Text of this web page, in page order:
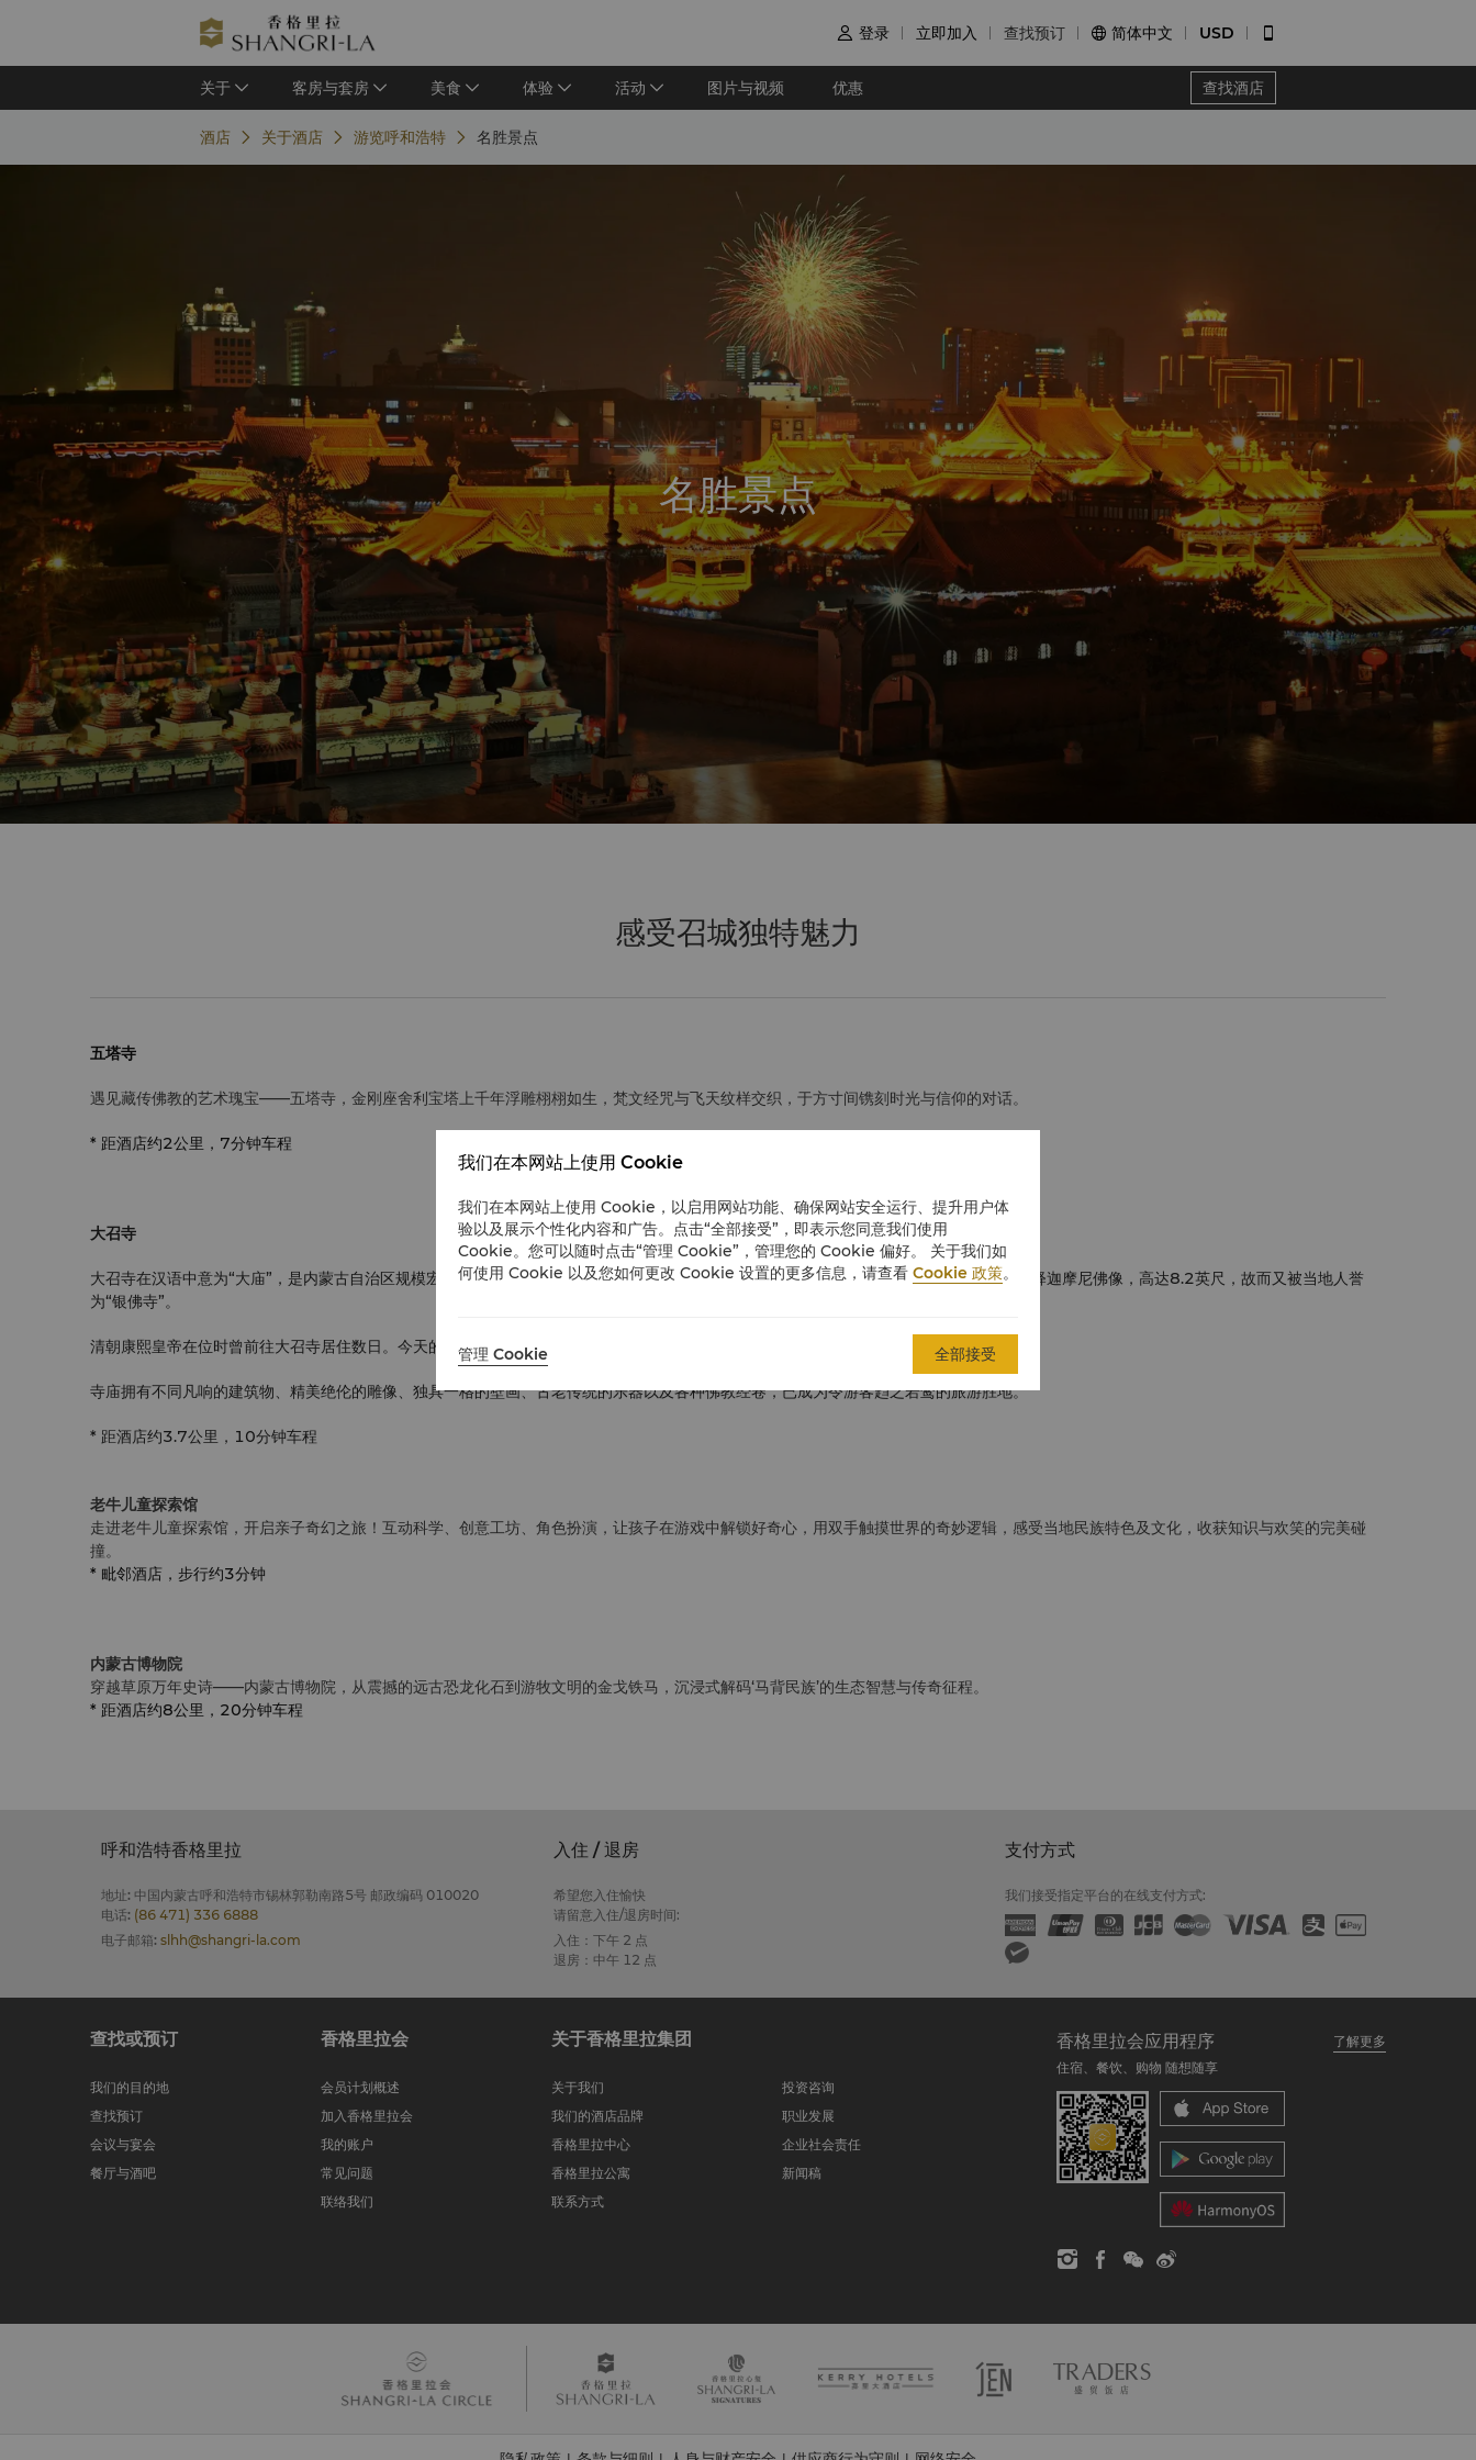
 登录 立即加入 查找预订  简体中文 USD 
关于 客房与套房 美食 体验 活动 图片与视频 优惠 查找酒店
酒店 关于酒店 游览呼和浩特 名胜景点
名胜景点
感受召城独特魅力
五塔寺
遇见藏传佛教的艺术瑰宝——五塔寺，金刚座舍利宝塔上千年浮雕栩栩如生，梵文经咒与飞天纹样交织，于方寸间镌刻时光与信仰的对话。
* 距酒店约2公里，7分钟车程
大召寺
大召寺在汉语中意为“大庙”，是内蒙古自治区规模宏大的格鲁派/黄教寺庙，也是整个呼和浩特最古老的建筑。寺庙供奉一尊举世罕见的纯银释迦摩尼佛像，高达8.2英尺，故而又被当地人誉
为“银佛寺”。
清朝康熙皇帝在位时曾前往大召寺居住数日。今天的大召寺内收藏有大量重要的宗教文物。
寺庙拥有不同凡响的建筑物、精美绝伦的雕像、独具一格的壁画、古老传统的乐器以及各种佛教经卷，已成为令游客趋之若鹜的旅游胜地。
* 距酒店约3.7公里，10分钟车程
老牛儿童探索馆
走进老牛儿童探索馆，开启亲子奇幻之旅！互动科学、创意工坊、角色扮演，让孩子在游戏中解锁好奇心，用双手触摸世界的奇妙逻辑，感受当地民族特色及文化，收获知识与欢笑的完美碰
撞。
* 毗邻酒店，步行约3分钟
内蒙古博物院
穿越草原万年史诗——内蒙古博物院，从震撼的远古恐龙化石到游牧文明的金戈铁马，沉浸式解码‘马背民族’的生态智慧与传奇征程。
* 距酒店约8公里，20分钟车程
呼和浩特香格里拉
地址: 中国内蒙古呼和浩特市锡林郭勒南路5号 邮政编码 010020
电话: (86 471) 336 6888
电子邮箱: slhh@shangri-la.com
入住 / 退房
希望您入住愉快
请留意入住/退房时间:
入住：下午 2 点
退房：中午 12 点
支付方式
我们接受指定平台的在线支付方式:
查找或预订
我们的目的地
查找预订
会议与宴会
餐厅与酒吧
香格里拉会
会员计划概述
加入香格里拉会
我的账户
常见问题
联络我们
关于香格里拉集团
关于我们
我们的酒店品牌
香格里拉中心
香格里拉公寓
联系方式
投资咨询
职业发展
企业社会责任
新闻稿
香格里拉会应用程序
了解更多
住宿、餐饮、购物 随想随享
我们在本网站上使用 Cookie
我们在本网站上使用 Cookie，以启用网站功能、确保网站安全运行、提升用户体
验以及展示个性化内容和广告。点击“全部接受”，即表示您同意我们使用
Cookie。您可以随时点击“管理 Cookie”，管理您的 Cookie 偏好。 关于我们如
何使用 Cookie 以及您如何更改 Cookie 设置的更多信息，请查看 Cookie 政策。
管理 Cookie 全部接受